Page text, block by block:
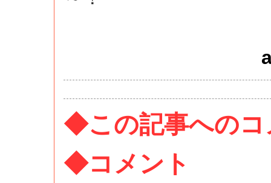
◆この記事へのコ
◆コメント